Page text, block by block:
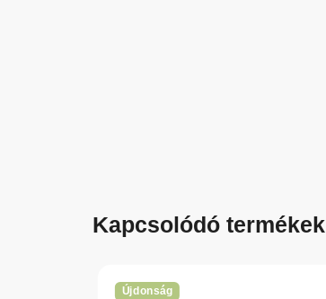
Kapcsolódó termékek
Újdonság